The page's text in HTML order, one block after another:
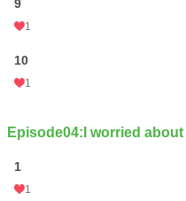
9
1
10
1
Episode04:I worried
1
1